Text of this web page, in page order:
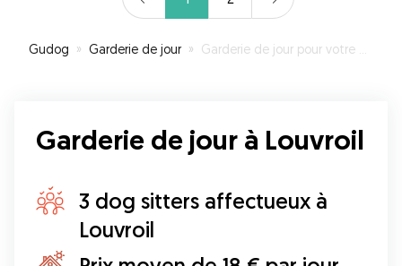
Gudog » Garderie de jour » Garderie de jour pour votre chien à Louvroil
Garderie de jour à Louvroil
3 dog sitters affectueux à
Louvroil